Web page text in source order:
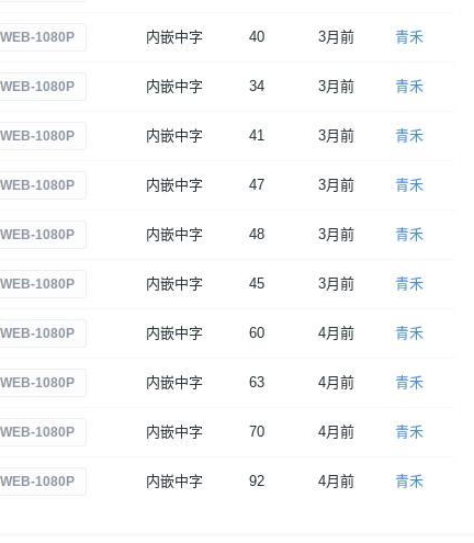
WEB-1080P 内嵌中字 40 3月前 青禾
WEB-1080P 内嵌中字 34 3月前 青禾
WEB-1080P 内嵌中字 41 3月前 青禾
WEB-1080P 内嵌中字 47 3月前 青禾
WEB-1080P 内嵌中字 48 3月前 青禾
WEB-1080P 内嵌中字 45 3月前 青禾
WEB-1080P 内嵌中字 60 4月前 青禾
WEB-1080P 内嵌中字 63 4月前 青禾
WEB-1080P 内嵌中字 70 4月前 青禾
WEB-1080P 内嵌中字 92 4月前 青禾